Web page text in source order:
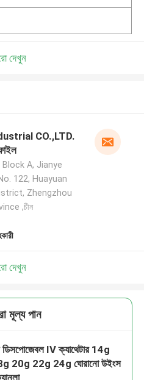
দেখুন
CO.,LTD.
A, Jianye
122, Huayuan
Zhengzhou
,চীন
দেখুন
মূল্য পান
ডিসপোজেবল IV ক্যাথেটার 14g
20g 22g 24g ঘোরানো উইংস